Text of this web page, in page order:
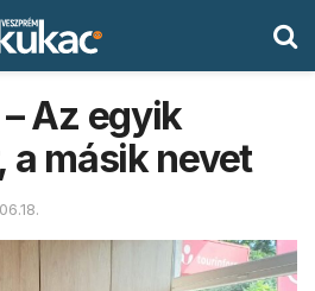
Az egyik
a másik nevet